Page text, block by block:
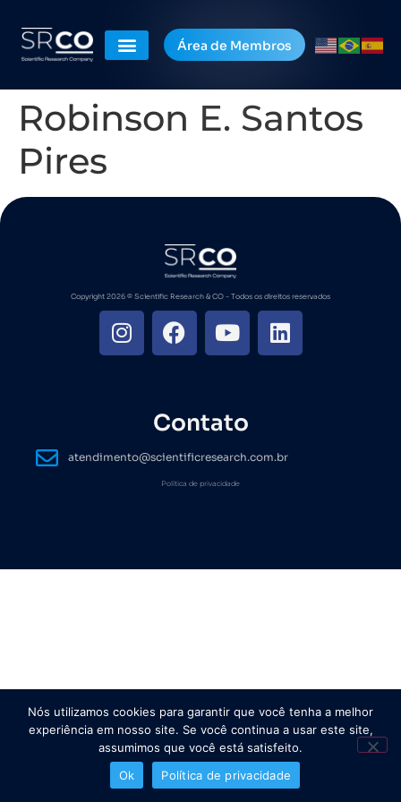
Área de Membros
Robinson E. Santos
Pires
Copyright 2026 ©️ Scientific Research & CO - Todos os direitos reservados
Contato
atendimento@scientificresearch.com.br
Política de privacidade
Nós utilizamos cookies para garantir que você tenha a melhor
experiência em nosso site. Se você continua a usar este site,
assumimos que você está satisfeito.
Ok
Política de privacidade